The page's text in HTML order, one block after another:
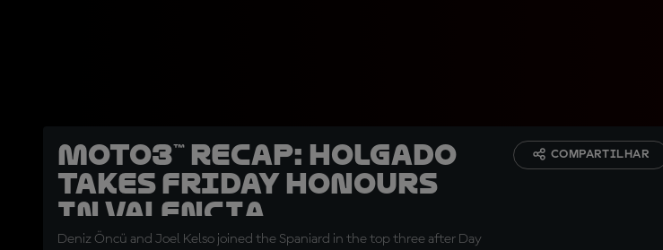
Moto3™ recap: Holgado
takes Friday honours
in Valencia
Deniz Öncü and Joel Kelso joined the Spaniard in the top three after Day
COMPARTILHAR